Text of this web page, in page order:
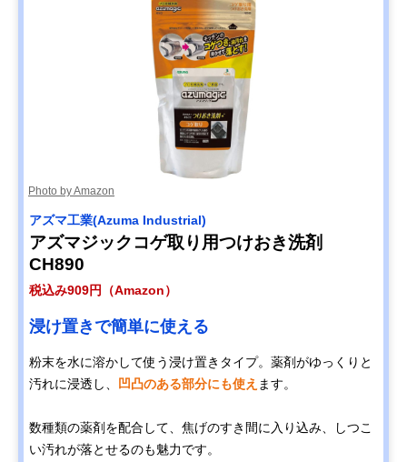
Photo by Amazon
アズマ工業(Azuma Industrial)
アズマジックコゲ取り用つけおき洗剤
CH890
税込み909円（Amazon）
浸け置きで簡単に使える
粉末を水に溶かして使う浸け置きタイプ。薬剤がゆっくりと
汚れに浸透し、
凹凸のある部分にも使え ます。
数種類の薬剤を配合して、焦げのすき間に入り込み、しつこ
い汚れが落とせるのも魅力です。